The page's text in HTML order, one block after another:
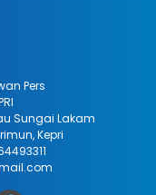
Pers
Sungai Lakam
Kepri